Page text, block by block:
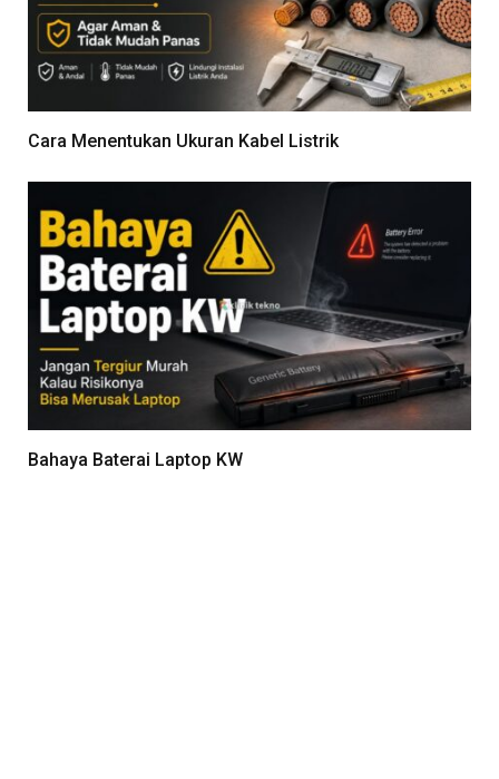
Cara Menentukan Ukuran Kabel Listrik
Bahaya Baterai Laptop KW